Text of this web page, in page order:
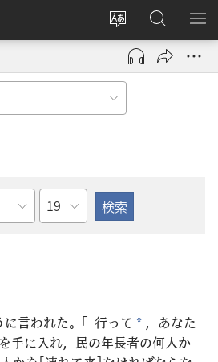
サ
イ
ト
の
言
え
る
ロ
グ
ン
し
で
開
JW.ORG
の
検
メ
を
章
に言われた。「 行って * ，あなた
を手に入れ， 民の年長者の何人か